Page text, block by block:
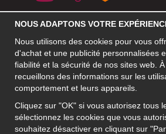
RÉSEAUX
ADRESSE
Motley Denim Europe
Reg: 12356245
ATTENTION ! N'envoyez pas les
NOUS ADAPTONS VOTRE
Nous utilisons des cookies pour vous
d'achat et une publicité personnalisées
fiabilité et la sécurité de nos sites web.
recueillons des informations sur les
comportement et leurs appareils.
Cliquez sur "OK" si vous autorisez tous
sélectionnez les cookies que vous
souhaitez désactiver en cliquant sur